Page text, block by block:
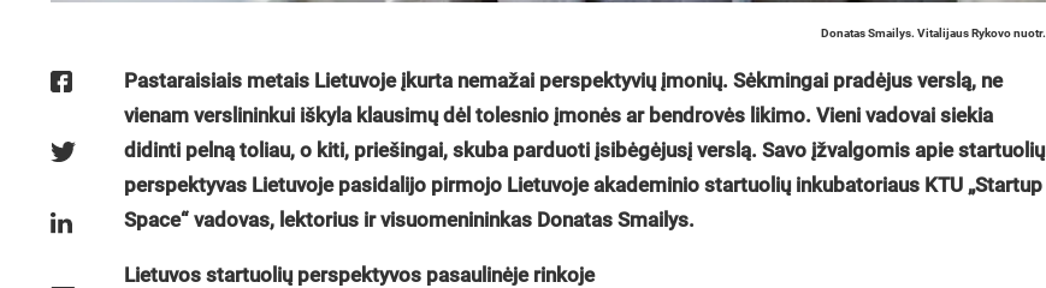
Donatas Smailys. Vitalijaus Rykovo nuotr.
Pastaraisiais metais Lietuvoje įkurta nemažai perspektyvių įmonių. Sėkmingai pradėjus verslą, ne
vienam verslininkui iškyla klausimų dėl tolesnio įmonės ar bendrovės likimo. Vieni vadovai siekia
didinti pelną toliau, o kiti, priešingai, skuba parduoti įsibėgėjusį verslą. Savo įžvalgomis apie startuolių
perspektyvas Lietuvoje pasidalijo pirmojo Lietuvoje akademinio startuolių inkubatoriaus KTU „Startup
Space“ vadovas, lektorius ir visuomenininkas Donatas Smailys.
Lietuvos startuolių perspektyvos pasaulinėje rinkoje